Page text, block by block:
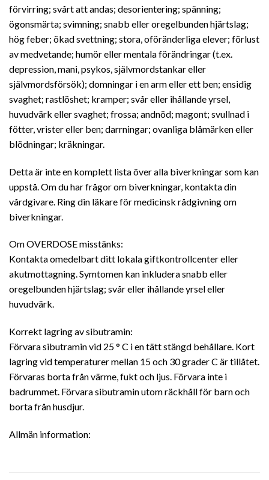
förvirring; svårt att andas; desorientering; spänning;
ögonsmärta; svimning; snabb eller oregelbunden hjärtslag;
hög feber; ökad svettning; stora, oföränderliga elever; förlust
av medvetande; humör eller mentala förändringar (t.ex.
depression, mani, psykos, självmordstankar eller
självmordsförsök); domningar i en arm eller ett ben; ensidig
svaghet; rastlöshet; kramper; svår eller ihållande yrsel,
huvudvärk eller svaghet; frossa; andnöd; magont; svullnad i
fötter, vrister eller ben; darrningar; ovanliga blåmärken eller
blödningar; kräkningar.
Detta är inte en komplett lista över alla biverkningar som kan
uppstå. Om du har frågor om biverkningar, kontakta din
vårdgivare. Ring din läkare för medicinsk rådgivning om
biverkningar.
Om OVERDOSE misstänks:
Kontakta omedelbart ditt lokala giftkontrollcenter eller
akutmottagning. Symtomen kan inkludera snabb eller
oregelbunden hjärtslag; svår eller ihållande yrsel eller
huvudvärk.
Korrekt lagring av sibutramin:
Förvara sibutramin vid 25 ° C i en tätt stängd behållare. Kort
lagring vid temperaturer mellan 15 och 30 grader C är tillåtet.
Förvaras borta från värme, fukt och ljus. Förvara inte i
badrummet. Förvara sibutramin utom räckhåll för barn och
borta från husdjur.
Allmän information: